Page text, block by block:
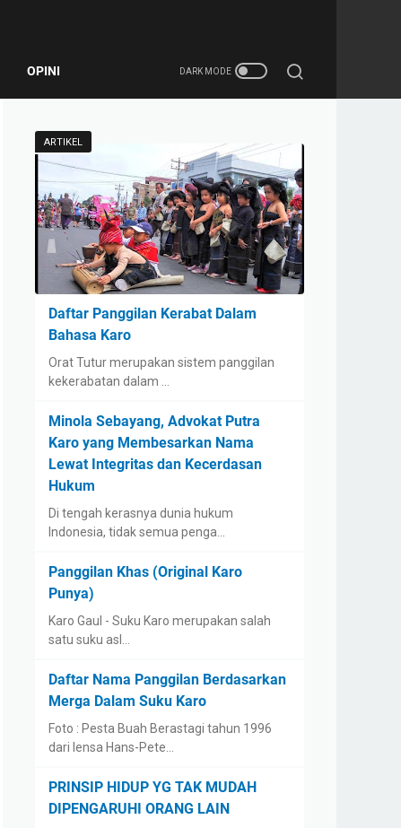
OPINI
ARTIKEL
Daftar Panggilan Kerabat Dalam
Bahasa Karo
Orat Tutur merupakan sistem panggilan
kekerabatan dalam …
Minola Sebayang, Advokat Putra
Karo yang Membesarkan Nama
Lewat Integritas dan Kecerdasan
Hukum
Di tengah kerasnya dunia hukum
Indonesia, tidak semua penga…
Panggilan Khas (Original Karo
Punya)
Karo Gaul - Suku Karo merupakan salah
satu suku asl…
Daftar Nama Panggilan Berdasarkan
Merga Dalam Suku Karo
Foto : Pesta Buah Berastagi tahun 1996
dari lensa Hans-Pete…
PRINSIP HIDUP YG TAK MUDAH
DIPENGARUHI ORANG LAIN